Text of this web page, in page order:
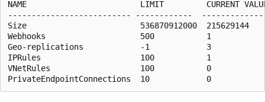
NAME                        LIMIT         CURRENT
-------------------------- ------------
Size                        536870912000  215629144
Webhooks                    500           1
Geo-replications            -1            3
IPRules                     100           1
VNetRules                   100           0